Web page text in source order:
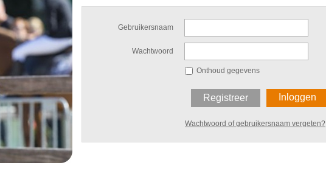
Gebruikersnaam
Wachtwoord
Onthoud gegevens
Inloggen
Registreer
Wachtwoord of gebruikersnaam vergeten?